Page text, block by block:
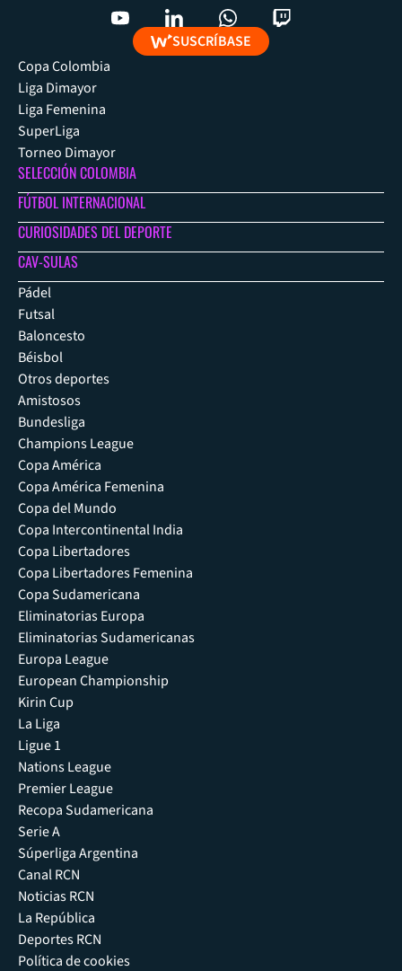
SUSCRÍBASE
Copa Colombia
Liga Dimayor
Liga Femenina
SuperLiga
Torneo Dimayor
SELECCIÓN COLOMBIA
FÚTBOL INTERNACIONAL
CURIOSIDADES DEL DEPORTE
CAV-SULAS
Pádel
Futsal
Baloncesto
Béisbol
Otros deportes
Amistosos
Bundesliga
Champions League
Copa América
Copa América Femenina
Copa del Mundo
Copa Intercontinental India
Copa Libertadores
Copa Libertadores Femenina
Copa Sudamericana
Eliminatorias Europa
Eliminatorias Sudamericanas
Europa League
European Championship
Kirin Cup
La Liga
Ligue 1
Nations League
Premier League
Recopa Sudamericana
Serie A
Súperliga Argentina
Canal RCN
Noticias RCN
La República
Deportes RCN
Política de cookies